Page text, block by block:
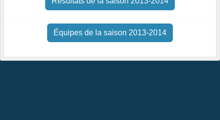
Équipes de la saison 2013-2014